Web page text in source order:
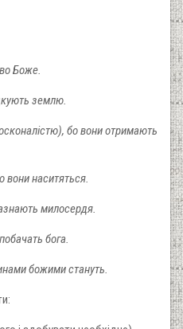
Боже.
землю.
бо вони отримають
вони наситяться.
милосердя.
бога.
божими стануть.